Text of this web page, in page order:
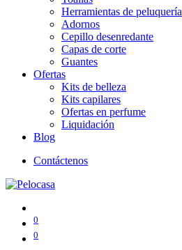
Herramientas de peluquería
Adornos
Cepillo desenredante
Capas de corte
Guantes
Ofertas
Kits de belleza
Kits capilares
Ofertas en perfume
Liquidación
Blog
Contáctenos
0
0